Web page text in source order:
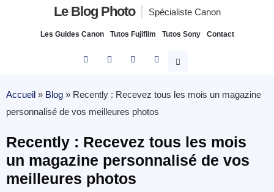
Le Blog Photo Spécialiste Canon
Les Guides Canon Tutos Fujifilm Tutos Sony Contact
Accueil » Blog » Recently : Recevez tous les mois un magazine
personnalisé de vos meilleures photos
Recently : Recevez tous les mois
un magazine personnalisé de vos
meilleures photos